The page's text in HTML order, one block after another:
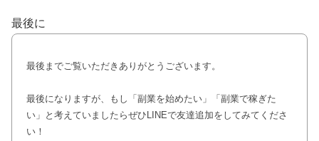
最後に
最後までご覧いただきありがとうございます。
最後になりますが、もし「副業を始めたい」「副業で稼ぎた
い」と考えていましたらぜひLINEで友達追加をしてみてくださ
い！